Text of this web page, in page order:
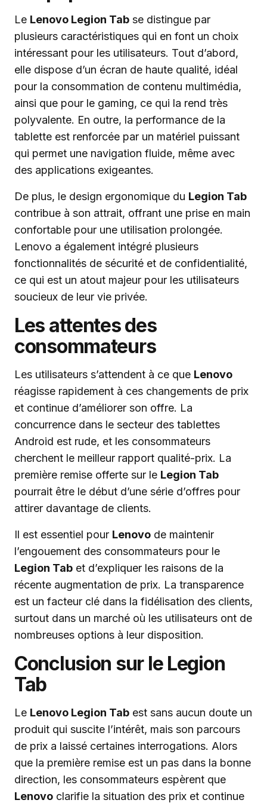
Le Lenovo Legion Tab se distingue par
plusieurs caractéristiques qui en font un choix
intéressant pour les utilisateurs. Tout d’abord,
elle dispose d’un écran de haute qualité, idéal
pour la consommation de contenu multimédia,
ainsi que pour le gaming, ce qui la rend très
polyvalente. En outre, la performance de la
tablette est renforcée par un matériel puissant
qui permet une navigation fluide, même avec
des applications exigeantes.
De plus, le design ergonomique du Legion Tab
contribue à son attrait, offrant une prise en main
confortable pour une utilisation prolongée.
Lenovo a également intégré plusieurs
fonctionnalités de sécurité et de confidentialité,
ce qui est un atout majeur pour les utilisateurs
soucieux de leur vie privée.
Les attentes des
consommateurs
Les utilisateurs s’attendent à ce que Lenovo
réagisse rapidement à ces changements de prix
et continue d’améliorer son offre. La
concurrence dans le secteur des tablettes
Android est rude, et les consommateurs
cherchent le meilleur rapport qualité-prix. La
première remise offerte sur le Legion Tab
pourrait être le début d’une série d’offres pour
attirer davantage de clients.
Il est essentiel pour Lenovo de maintenir
l’engouement des consommateurs pour le
Legion Tab et d’expliquer les raisons de la
récente augmentation de prix. La transparence
est un facteur clé dans la fidélisation des clients,
surtout dans un marché où les utilisateurs ont de
nombreuses options à leur disposition.
Conclusion sur le Legion
Tab
Le Lenovo Legion Tab est sans aucun doute un
produit qui suscite l’intérêt, mais son parcours
de prix a laissé certaines interrogations. Alors
que la première remise est un pas dans la bonne
direction, les consommateurs espèrent que
Lenovo clarifie la situation des prix et continue